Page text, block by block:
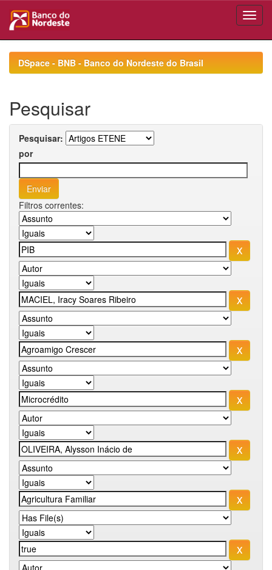
navigationDSpace - BNB - Banco do Nordeste do Brasil
Pesquisar
Pesquisar:
por
Filtros correntes: